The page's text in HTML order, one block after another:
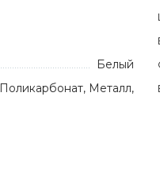
Белый
Поликарбонат, Металл,